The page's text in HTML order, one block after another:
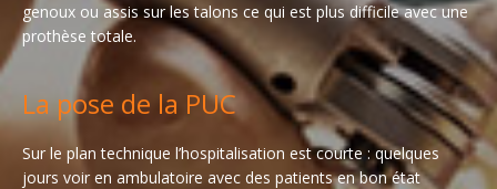
genoux ou assis sur les talons ce qui est plus difficile avec une
prothèse totale.
La pose de la PUC
Sur le plan technique l’hospitalisation est courte : quelques
jours voir en ambulatoire avec des patients en bon état